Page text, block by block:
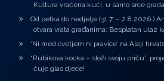
Kultura vraćena kući, u samo srce
Od petka do nedjelje (31.7. – 2.8.2026.)
otvara vrata građanima: Besplatan ulaz
‘Ni med cvetjem ni pravice’ na Aleji
“Rubikova kocka – složi svoju priču”,
čuje glas djece!